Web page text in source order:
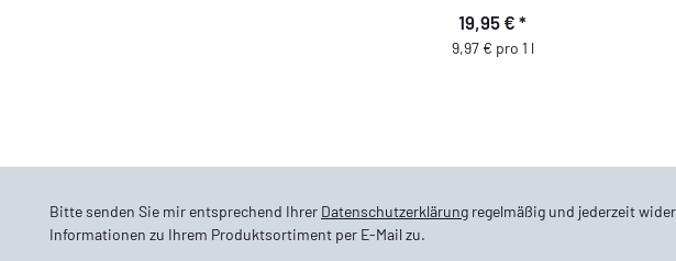
19,95 € *
9,97 € pro 1 l
Bitte senden Sie mir entsprechend Ihrer Datenschutzerklärung regelmäßig und jederzeit
Informationen zu Ihrem Produktsortiment per E-Mail zu.